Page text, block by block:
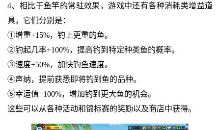
4、相比于鱼竿的常驻效果，游戏中还有各种消耗类增益道
具，它们分别是：
①增重+15%，钓上更重的鱼。
②钓起几率+100%，提高钓到特定种类鱼的概率。
③速度+50%，加快钓鱼速度。
④声纳，提前获悉即将钓到鱼的品种。
⑤幸运值+100%，增加钓到更大鱼的机会。
这些可以从各种活动和锦标赛的奖励以及商店中获得。